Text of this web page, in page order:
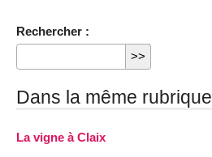
Rechercher :
Dans la même rubrique
La vigne à Claix